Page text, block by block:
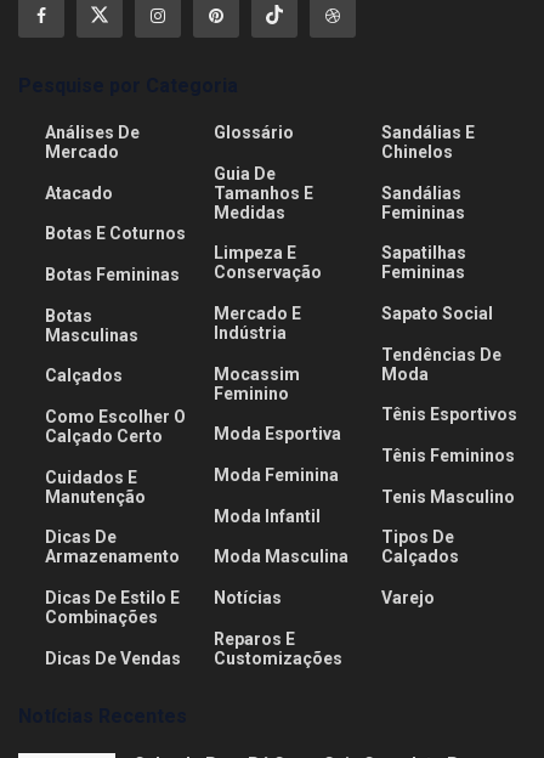
Análises De
Mercado
Atacado
Botas E Coturnos
Botas Femininas
Botas
Masculinas
Calçados
Como Escolher O
Calçado Certo
Cuidados E
Manutenção
Dicas De
Armazenamento
Dicas De Estilo E
Combinações
Dicas De Vendas
Glossário
Guia De
Tamanhos E
Medidas
Limpeza E
Conservação
Mercado E
Indústria
Mocassim
Feminino
Moda Esportiva
Moda Feminina
Moda Infantil
Moda Masculina
Notícias
Reparos E
Customizações
Sandálias E
Chinelos
Sandálias
Femininas
Sapatilhas
Femininas
Sapato Social
Tendências De
Moda
Tênis Esportivos
Tênis Femininos
Tenis Masculino
Tipos De
Calçados
Varejo